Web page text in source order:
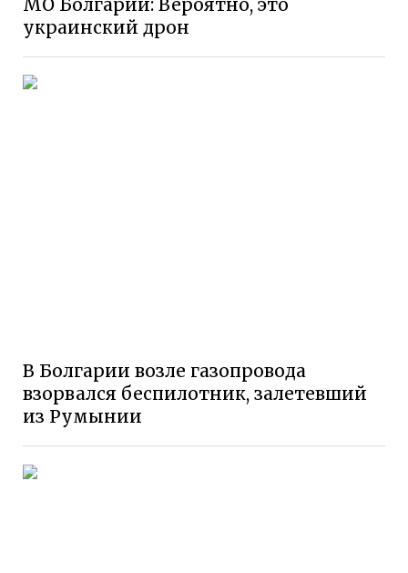
МО Болгарии: Вероятно, это
украинский дрон
В Болгарии возле газопровода
взорвался беспилотник, залетевший
из Румынии